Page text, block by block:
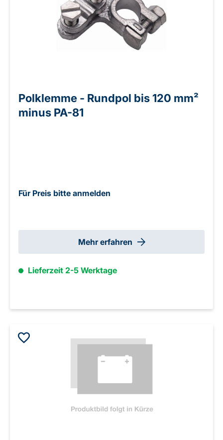
Polklemme - Rundpol bis 120 mm²
minus PA-81
Für Preis bitte anmelden
Mehr erfahren
Lieferzeit 2-5 Werktage